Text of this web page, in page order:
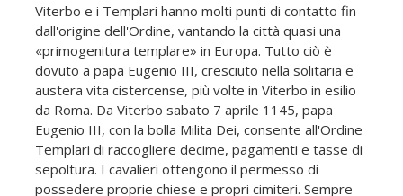
Viterbo e i Templari hanno molti punti di contatto fin
dall'origine dell'Ordine, vantando la città quasi una
«primogenitura templare» in Europa. Tutto ciò è
dovuto a papa Eugenio III, cresciuto nella solitaria e
austera vita cistercense, più volte in Viterbo in esilio
da Roma. Da Viterbo sabato 7 aprile 1145, papa
Eugenio III, con la bolla Milita Dei, consente all'Ordine
Templari di raccogliere decime, pagamenti e tasse di
sepoltura. I cavalieri ottengono il permesso di
possedere proprie chiese e propri cimiteri. Sempre